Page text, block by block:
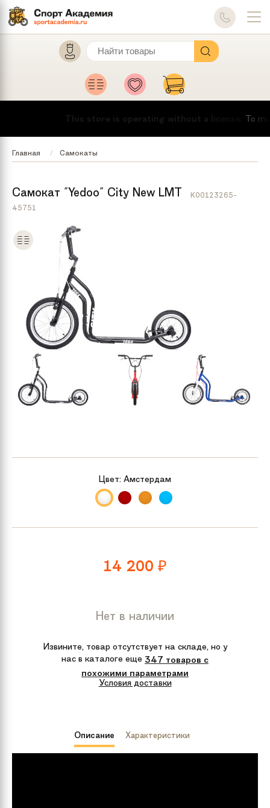
This store is operating without a license. To
Главная Самокаты
Самокат "Yedoo" City New LMT
K00123265-
45751
14 200 ₽
Нет в наличии
Извините, товар отсутствует на складе, но у
нас в каталоге еще 347 товаров с
похожими параметрами
Цвет: Амстердам
Условия доставки
Описание Характеристики